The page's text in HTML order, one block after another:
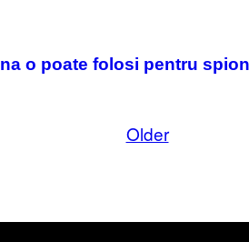
o poate folosi pentru
Older